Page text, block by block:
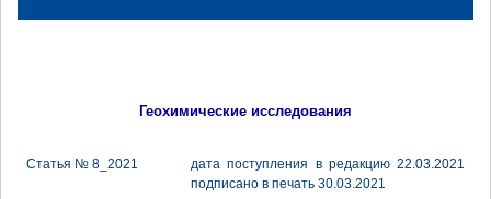
Геохимические исследования
Статья № 8_2021
дата поступления в редакцию 22.03.2021
подписано в печать 30.03.2021